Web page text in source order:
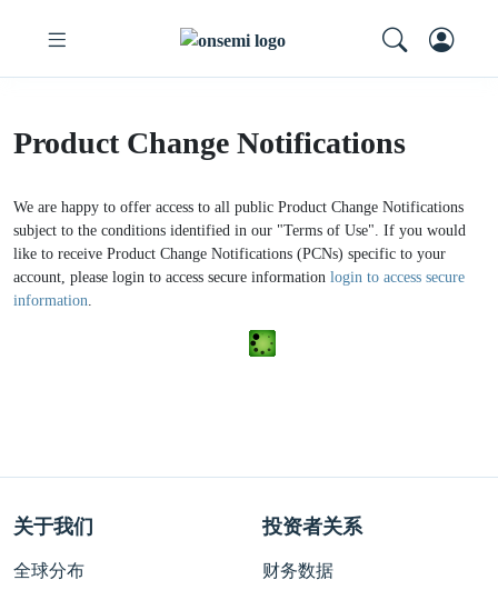
Product Change Notifications
We are happy to offer access to all public Product Change Notifications
subject to the conditions identified in our "Terms of Use". If you would
like to receive Product Change Notifications (PCNs) specific to your
account, please login to access secure information login to access secure
information
关于我们
全球分布
投资者关系
财务数据